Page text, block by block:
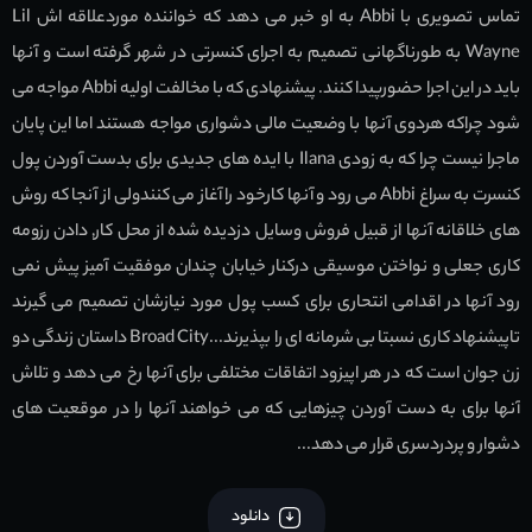
تماس تصویری با Abbi به او خبر می دهد که خواننده موردعلاقه اش Lil
Wayne به طورناگهانی تصمیم به اجرای کنسرتی در شهر گرفته است و آنها
باید در این اجرا حضورپیدا کنند. پیشنهادی که با مخالفت اولیه Abbi مواجه می
شود چراکه هردوی آنها با وضعیت مالی دشواری مواجه هستند اما این پایان
ماجرا نیست چرا که به زودی Ilana با ایده های جدیدی برای بدست آوردن پول
کنسرت به سراغ Abbi می رود و آنها کارخود را آغاز می کنندولی از آنجا که روش
های خلاقانه آنها از قبیل فروش وسایل دزدیده شده از محل کار, دادن رزومه
کاری جعلی و نواختن موسیقی درکنار خیابان چندان موفقیت آمیز پیش نمی
رود آنها در اقدامی انتحاری برای کسب پول مورد نیازشان تصمیم می گیرند
تاپیشنهاد کاری نسبتا بی شرمانه ای را بپذیرند...Broad City داستان زندگی دو
زن جوان است که در هر اپیزود اتفاقات مختلفی برای آنها رخ می دهد و تلاش
آنها برای به دست آوردن چیزهایی که می خواهند آنها را در موقعیت های
دشوار و پردردسری قرار می دهد...
دانلود